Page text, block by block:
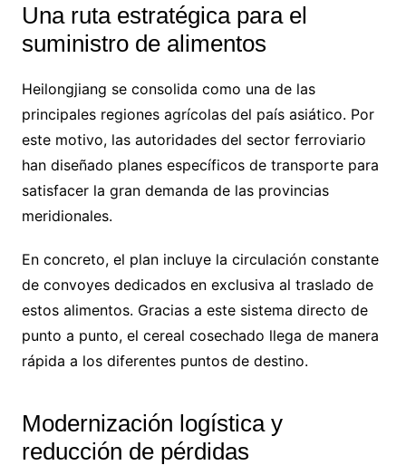
Una ruta estratégica para el
suministro de alimentos
Heilongjiang se consolida como una de las
principales regiones agrícolas del país asiático. Por
este motivo, las autoridades del sector ferroviario
han diseñado planes específicos de transporte para
satisfacer la gran demanda de las provincias
meridionales.
En concreto, el plan incluye la circulación constante
de convoyes dedicados en exclusiva al traslado de
estos alimentos. Gracias a este sistema directo de
punto a punto, el cereal cosechado llega de manera
rápida a los diferentes puntos de destino.
Modernización logística y
reducción de pérdidas